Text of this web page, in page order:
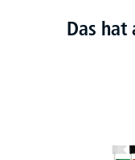
Das hat